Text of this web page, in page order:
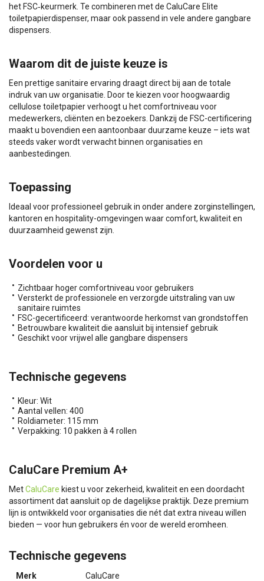
het FSC‑keurmerk. Te combineren met de CaluCare Elite
toiletpapierdispenser, maar ook passend in vele andere gangbare
dispensers.
Waarom dit de juiste keuze is
Een prettige sanitaire ervaring draagt direct bij aan de totale
indruk van uw organisatie. Door te kiezen voor hoogwaardig
cellulose toiletpapier verhoogt u het comfortniveau voor
medewerkers, cliënten en bezoekers. Dankzij de FSC-certificering
maakt u bovendien een aantoonbaar duurzame keuze – iets wat
steeds vaker wordt verwacht binnen organisaties en
aanbestedingen.
Toepassing
Ideaal voor professioneel gebruik in onder andere zorginstellingen,
kantoren en hospitality-omgevingen waar comfort, kwaliteit en
duurzaamheid gewenst zijn.
Voordelen voor u
Zichtbaar hoger comfortniveau voor gebruikers
Versterkt de professionele en verzorgde uitstraling van uw
sanitaire ruimtes
FSC-gecertificeerd: verantwoorde herkomst van grondstoffen
Betrouwbare kwaliteit die aansluit bij intensief gebruik
Geschikt voor vrijwel alle gangbare dispensers
Technische gegevens
Kleur: Wit
Aantal vellen: 400
Roldiameter: 115 mm
Verpakking: 10 pakken à 4 rollen
CaluCare Premium A+
MetCaluCare kiest u voor zekerheid, kwaliteit en een doordacht
assortiment dat aansluit op de dagelijkse praktijk. Deze premium
lijn is ontwikkeld voor organisaties die nét dat extra niveau willen
bieden — voor hun gebruikers én voor de wereld eromheen.
Technische gegevens
Merk CaluCare